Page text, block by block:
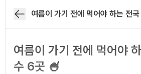
여름이 가기 전에 먹어야 하는 전
여름이 가기 전에 먹어야
수 6곳 🍧